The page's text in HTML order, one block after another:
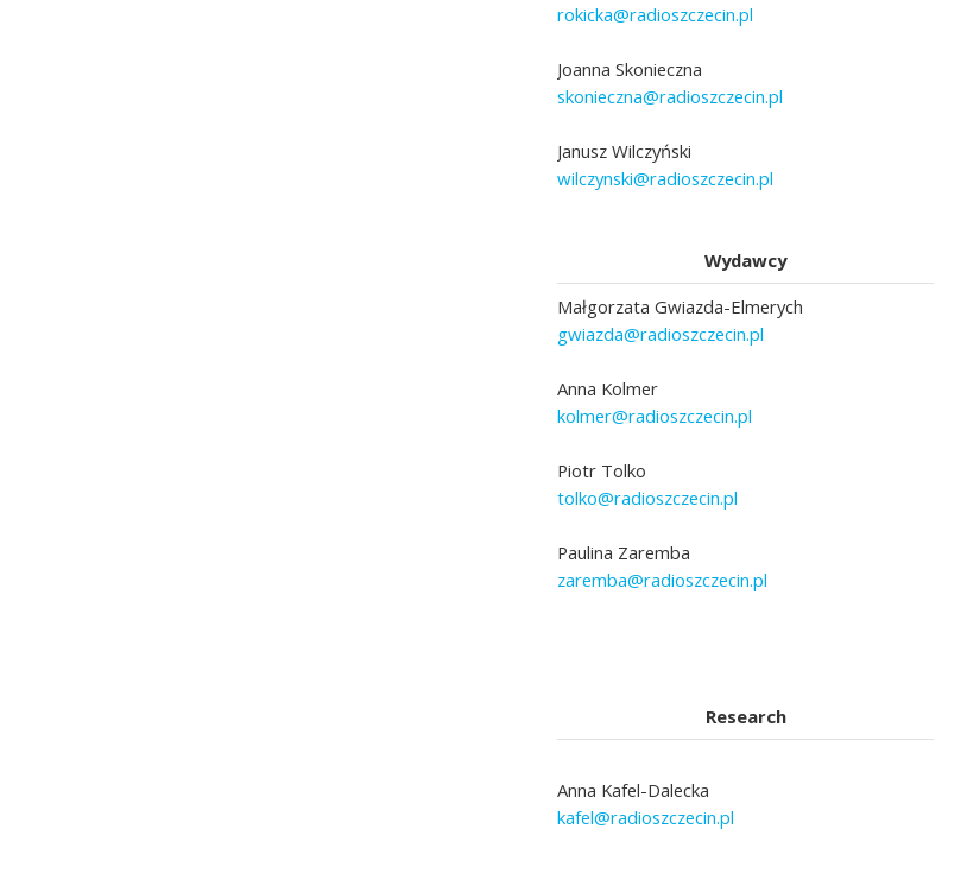
rokicka@radioszczecin.pl
Joanna Skonieczna
skonieczna@radioszczecin.pl
Janusz Wilczyński
wilczynski@radioszczecin.pl
Wydawcy
Małgorzata Gwiazda-Elmerych
gwiazda@radioszczecin.pl
Anna Kolmer
kolmer@radioszczecin.pl
Piotr Tolko
tolko@radioszczecin.pl
Paulina Zaremba
zaremba@radioszczecin.pl
Research
Anna Kafel-Dalecka
kafel@radioszczecin.pl